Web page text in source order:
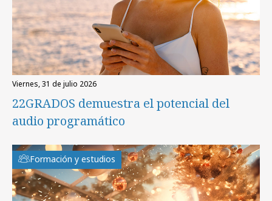
viernes, 31 de julio 2026
22GRADOS demuestra el potencial del
audio programático
Formación y estudios